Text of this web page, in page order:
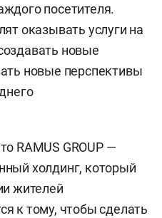
посетителя.
оказывать услуги на
новые
новые перспективы
RAMUS GROUP —
холдинг, который
жителей
к тому, чтобы сделать